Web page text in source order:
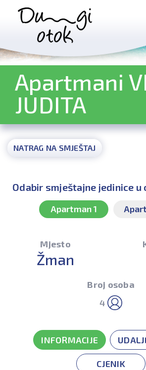
Preskoči na sadržaj
Apartmani
JUDITA
NATRAG NA SMJEŠTAJ
Odabir smještajne jedinice u
Apartman 1
Mjesto
Žman
Broj osoba
4
INFORMACIJE
CJENIK